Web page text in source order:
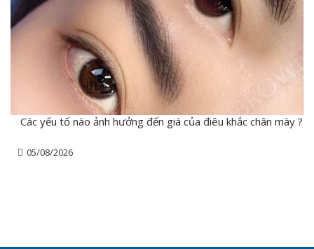
Các yếu tố nào ảnh hưởng đến giá của điêu khắc chân mày ?
05/08/2026